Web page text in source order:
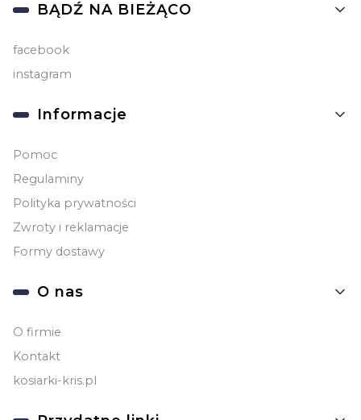
BĄDŹ NA BIEŻĄCO
facebook
instagram
Informacje
Pomoc
Regulaminy
Polityka prywatności
Zwroty i reklamacje
Formy dostawy
O nas
O firmie
Kontakt
kosiarki-kris.pl